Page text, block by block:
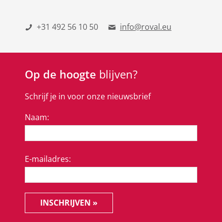
+31 492 56 10 50 info@roval.eu
Op de hoogte blijven?
Schrijf je in voor onze nieuwsbrief
Naam:
E-mailadres:
INSCHRIJVEN »